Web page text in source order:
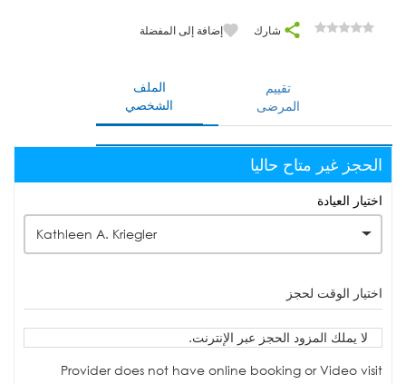
شارك إضافة إلى المفضلة
الملف
الشخصي
تقييم
المرضى
الحجز غير متاح حاليا
اختيار العيادة
Kathleen A. Kriegler
اختيار الوقت لحجز
لا يملك المزود الحجز عبر الإنترنت.
Provider does not have online booking or Video visit